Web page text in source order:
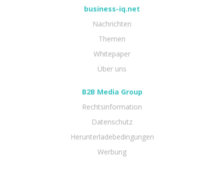
business-iq.net
Nachrichten
Themen
Whitepaper
Über uns
B2B Media Group
Rechtsinformation
Datenschutz
Herunterladebedingungen
Werbung